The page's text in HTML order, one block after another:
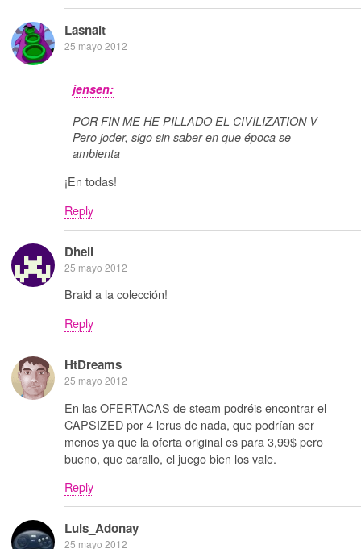
Lasnait
25 mayo 2012
jensen:
POR FIN ME HE PILLADO EL CIVILIZATION V
Pero joder, sigo sin saber en que época se
ambienta
¡En todas!
Reply
Dheil
25 mayo 2012
Braid a la colección!
Reply
HtDreams
25 mayo 2012
En las OFERTACAS de steam podréis encontrar el
CAPSIZED por 4 lerus de nada, que podrían ser
menos ya que la oferta original es para 3,99$ pero
bueno, que carallo, el juego bien los vale.
Reply
Luis_Adonay
25 mayo 2012